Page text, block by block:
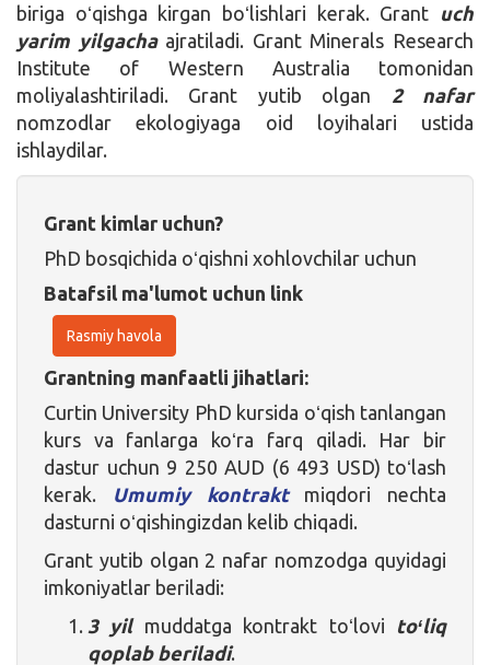
biriga oʻqishga kirgan boʻlishlari kerak. Grant uch
yarim yilgachaajratiladi. Grant Minerals Research
Institute of Western Australia tomonidan
moliyalashtiriladi. Grant yutib olgan 2 nafar
nomzodlar ekologiyaga oid loyihalari ustida
ishlaydilar.
Grant kimlar uchun?
PhD bosqichida oʻqishni xohlovchilar uchun
Batafsil ma'lumot uchun link
Rasmiy havola
Grantning manfaatli jihatlari:
Curtin University PhD kursida oʻqish tanlangan
kurs va fanlarga koʻra farq qiladi. Har bir
dastur uchun 9 250 AUD (6 493 USD) toʻlash
kerak.
Umumiy kontraktmiqdori nechta
dasturni oʻqishingizdan kelib chiqadi.
Grant yutib olgan 2 nafar nomzodga quyidagi
imkoniyatlar beriladi:
3 yilmuddatga kontrakt toʻlovi toʻliq
qoplab beriladi.